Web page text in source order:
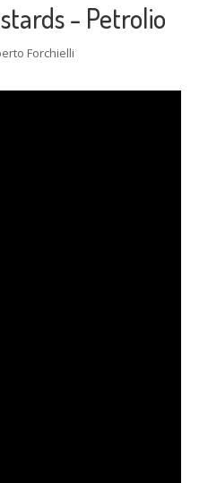
- Petrolio
Forchielli